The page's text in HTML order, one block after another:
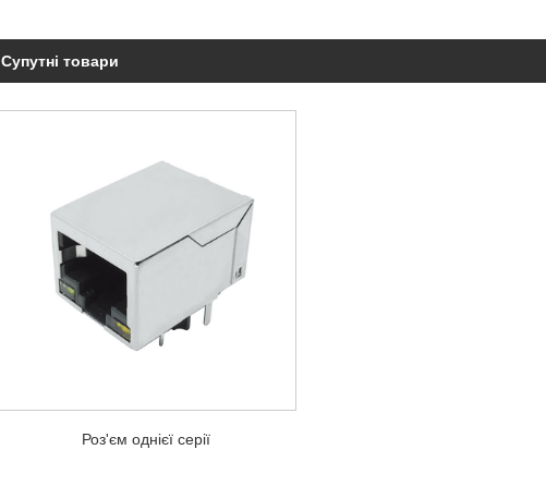
Супутні товари
Роз'єм однієї серії